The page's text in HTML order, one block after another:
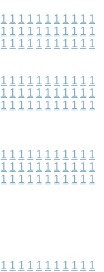
1 1 1 1 1 1 1 1 1 1 1
1 1 1 1 1 1 1 1 1 1 1
1 1 1 1 1 1 1 1 1 1 1
1 1 1 1 1 1 1 1 1 1 1
1 1 1 1 1 1 1 1 1 1 1
1 1 1 1 1 1 1 1 1 1 1
1 1 1 1 1 1 1 1 1 1 1
1 1 1 1 1 1 1 1 1 1 1
1 1 1 1 1 1 1 1 1 1 1
1 1 1 1 1 1 1 1 1 1 1